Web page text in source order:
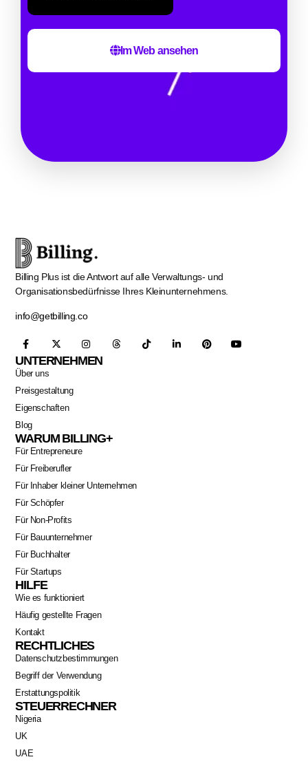
Im Web ansehen
Billing Plus ist die Antwort auf alle Verwaltungs- und
Organisationsbedürfnisse Ihres Kleinunternehmens.
info@getbilling.co
UNTERNEHMEN
Über uns
Preisgestaltung
Eigenschaften
Blog
WARUM BILLING+
Für Entrepreneure
Für Freiberufler
Für Inhaber kleiner Unternehmen
Für Schöpfer
Für Non-Profits
Für Bauunternehmer
Für Buchhalter
Für Startups
HILFE
Wie es funktioniert
Häufig gestellte Fragen
Kontakt
RECHTLICHES
Datenschutzbestimmungen
Begriff der Verwendung
Erstattungspolitik
STEUERRECHNER
Nigeria
UK
UAE